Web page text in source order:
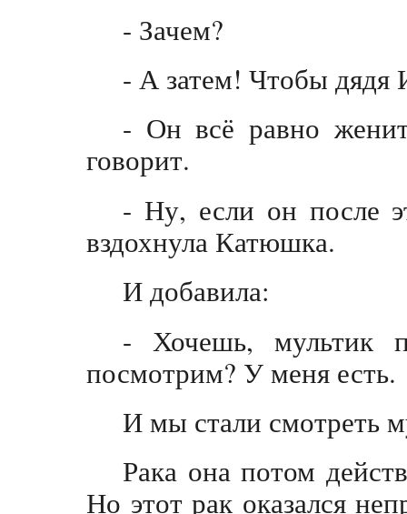
- Зачем?
- А затем! Чтобы дядя
- Он всё равно
говорит.
- Ну, если он после
вздохнула Катюшка.
И добавила:
- Хочешь, мультик
посмотрим? У меня есть.
И мы стали смотреть
Рака она потом
Но этот рак оказался